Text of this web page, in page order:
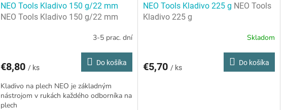
NEO Tools Kladivo 150 g/22 mm
NEO Tools Kladivo 150 g/22 mm
3-5 prac. dní
€8,80 / ks
Do košíka
Kladivo na plech NEO je základným
nástrojom v rukách každého odborníka na
plech
NEO Tools Kladivo 225 g NEO Tools
Kladivo 225 g
Skladom
€5,70 / ks
Do košíka